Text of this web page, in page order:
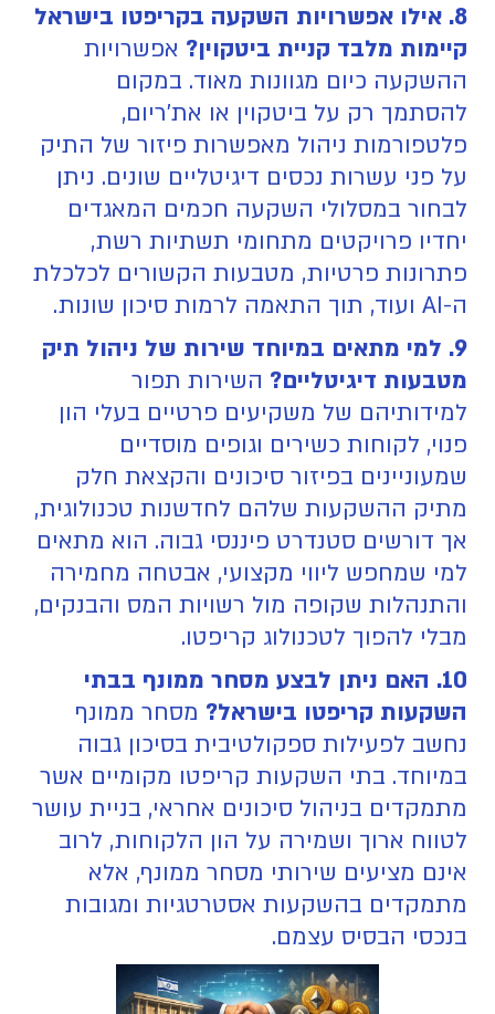
8. אילו אפשרויות השקעה בקריפטו בישראל
קיימות מלבד קניית ביטקוין? אפשרויות
ההשקעה כיום מגוונות מאוד. במקום
להסתמך רק על ביטקוין או את'ריום,
פלטפורמות ניהול מאפשרות פיזור של התיק
על פני עשרות נכסים דיגיטליים שונים. ניתן
לבחור במסלולי השקעה חכמים המאגדים
יחדיו פרויקטים מתחומי תשתיות רשת,
פתרונות פרטיות, מטבעות הקשורים לכלכלת
ה-AI ועוד, תוך התאמה לרמות סיכון שונות.
9. למי מתאים במיוחד שירות של ניהול תיק
מטבעות דיגיטליים? השירות תפור
למידותיהם של משקיעים פרטיים בעלי הון
פנוי, לקוחות כשירים וגופים מוסדיים
שמעוניינים בפיזור סיכונים והקצאת חלק
מתיק ההשקעות שלהם לחדשנות טכנולוגית,
אך דורשים סטנדרט פיננסי גבוה. הוא מתאים
למי שמחפש ליווי מקצועי, אבטחה מחמירה
והתנהלות שקופה מול רשויות המס והבנקים,
מבלי להפוך לטכנולוג קריפטו.
10. האם ניתן לבצע מסחר ממונף בבתי
השקעות קריפטו בישראל? מסחר ממונף
נחשב לפעילות ספקולטיבית בסיכון גבוה
במיוחד. בתי השקעות קריפטו מקומיים אשר
מתמקדים בניהול סיכונים אחראי, בניית עושר
לטווח ארוך ושמירה על הון הלקוחות, לרוב
אינם מציעים שירותי מסחר ממונף, אלא
מתמקדים בהשקעות אסטרטגיות ומגובות
בנכסי הבסיס עצמם.